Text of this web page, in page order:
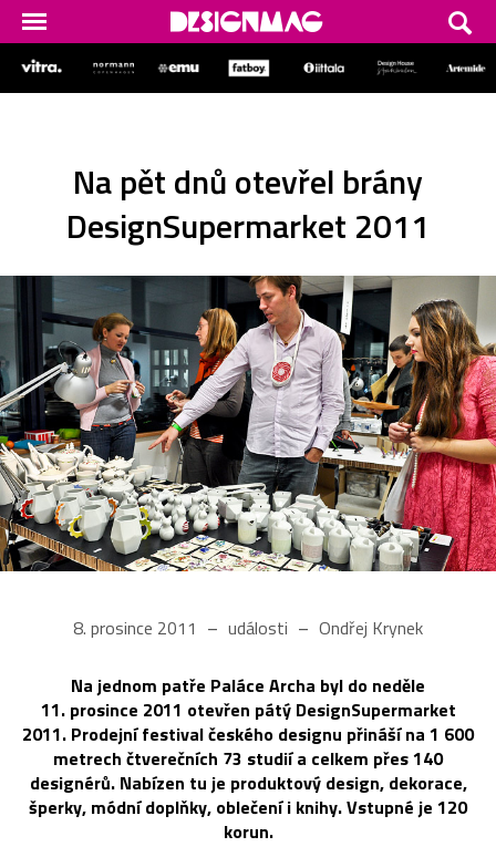
Na pět dnů otevřel brány
DesignSupermarket 2011
8. prosince 2011 události Ondřej Krynek
Na jednom patře Paláce Archa byl do neděle
11. prosince 2011 otevřen pátý DesignSupermarket
2011. Prodejní festival českého designu přináší na 1 600
metrech čtverečních 73 studií a celkem přes 140
designérů. Nabízen tu je produktový design, dekorace,
šperky, módní doplňky, oblečení i knihy. Vstupné je 120
korun.